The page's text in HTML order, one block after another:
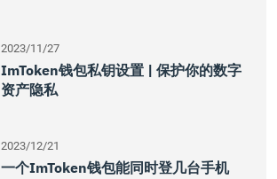
2023/11/27
ImToken钱包私钥设置 | 保护你的数字
资产隐私
2023/12/21
一个imToken钱包能同时登几台手机